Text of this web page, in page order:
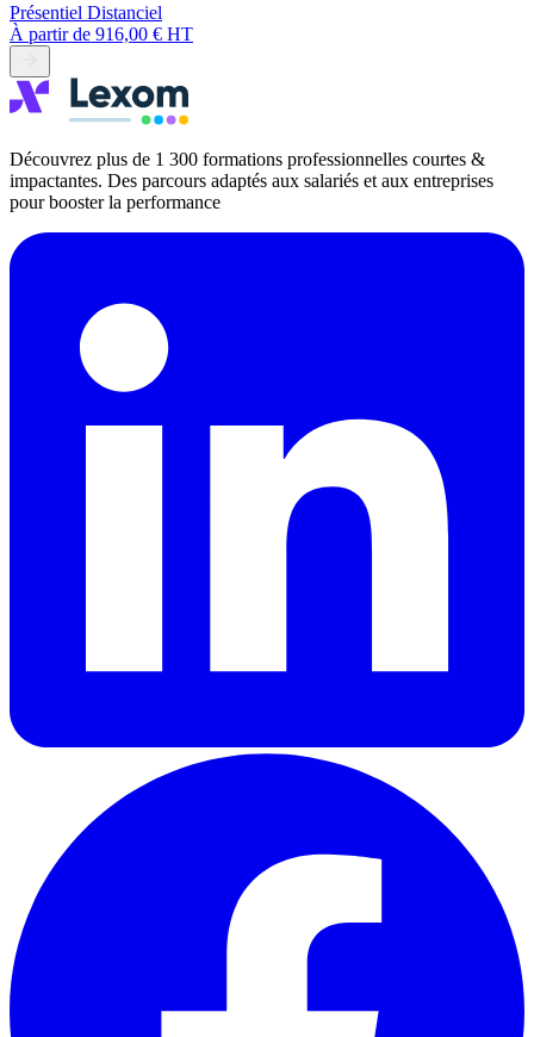
Présentiel Distanciel
À partir de 916,00 € HT
Découvrez plus de 1 300 formations professionnelles courtes &
impactantes. Des parcours adaptés aux salariés et aux entreprises
pour booster la performance